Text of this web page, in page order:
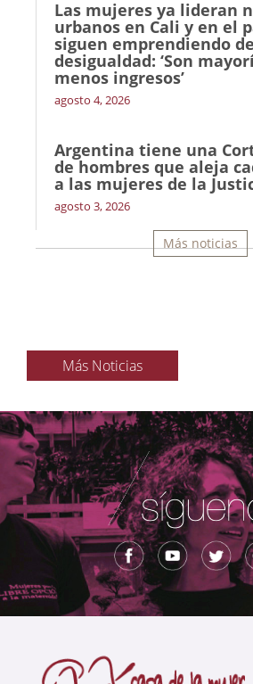
Las mujeres ya lideran
urbanos en Cali y en el
siguen emprendiendo
desigualdad: ‘Son
menos ingresos’
agosto 4, 2026
Argentina tiene una
de hombres que aleja
a las mujeres de la
agosto 3, 2026
Más noticias
Más Noticias